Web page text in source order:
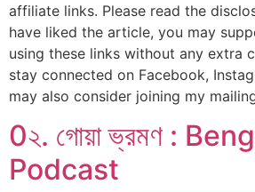
affiliate links. Please read the
have liked the article, you may
using these links without any extra
stay connected on Facebook,
may also consider joining my
0২. গোয়া ভ্রমণ :
Podcast